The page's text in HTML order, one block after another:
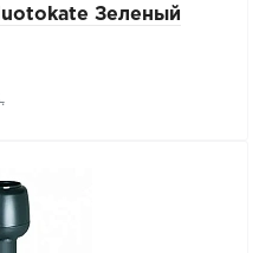
Зеленый